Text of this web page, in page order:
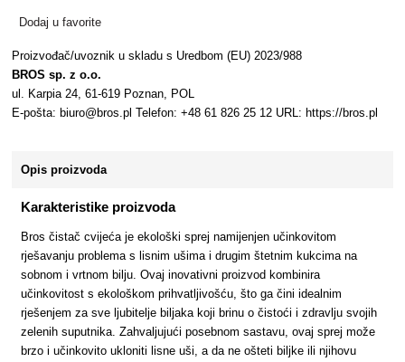
Dodaj u favorite
Proizvođač/uvoznik u skladu s Uredbom (EU) 2023/988
BROS sp. z o.o.
ul. Karpia 24, 61-619 Poznan, POL
E-pošta: biuro@bros.pl Telefon: +48 61 826 25 12 URL: https://bros.pl
Opis proizvoda
Karakteristike proizvoda
Bros čistač cvijeća je ekološki sprej namijenjen učinkovitom
rješavanju problema s lisnim ušima i drugim štetnim kukcima na
sobnom i vrtnom bilju. Ovaj inovativni proizvod kombinira
učinkovitost s ekološkom prihvatljivošću, što ga čini idealnim
rješenjem za sve ljubitelje biljaka koji brinu o čistoći i zdravlju svojih
zelenih suputnika. Zahvaljujući posebnom sastavu, ovaj sprej može
brzo i učinkovito ukloniti lisne uši, a da ne ošteti biljke ili njihovu